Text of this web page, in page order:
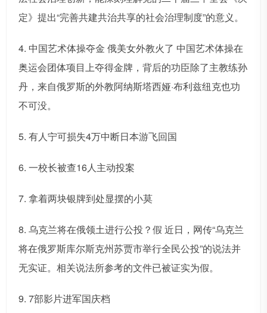
定》提出“完善共建共治共享的社会治理制度”的意义。
4. 中国艺术体操夺金 俄美女外教火了 中国艺术体操在
奥运会团体项目上夺得金牌，背后的功臣除了主教练孙
丹，来自俄罗斯的外教阿纳斯塔西娅·布利兹纽克也功
不可没。
5. 有人宁可损失4万中断日本游飞回国
6. 一校长被查16人主动投案
7. 拿着两块银牌到处显摆的小莫
8. 乌克兰将在俄领土进行公投？假 近日，网传“乌克兰
将在俄罗斯库尔斯克州苏贾市举行全民公投”的说法并
无实证。相关说法所参考的文件已被证实为假。
9. 7部影片进军国庆档